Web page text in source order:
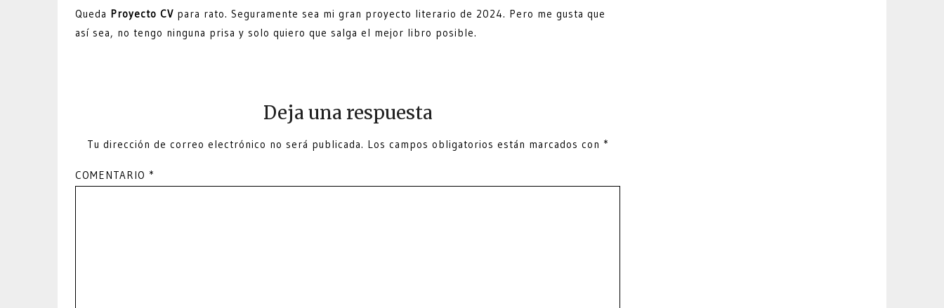
Queda Proyecto CV para rato. Seguramente sea mi gran proyecto literario de 2024. Pero me gusta que
así sea, no tengo ninguna prisa y solo quiero que salga el mejor libro posible.
Deja una respuesta
Tu dirección de correo electrónico no será publicada. Los campos obligatorios están marcados con *
COMENTARIO *